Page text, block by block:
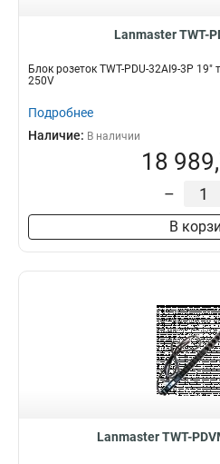
Lanmaster TWT-
Блок розеток TWT-PDU-32AI9-3P
250V
Подробнее
Наличие: В наличии
18
–
В
Lanmaster TWT-